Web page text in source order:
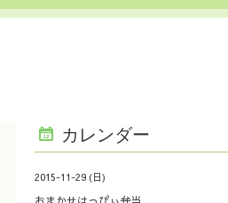
カレンダー
2015-11-29 (日)